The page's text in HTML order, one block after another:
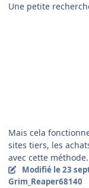
Une petite
Mais cela
sites tiers, les
avec cette méthode.
Modifié le 23
Grim_Reaper68140